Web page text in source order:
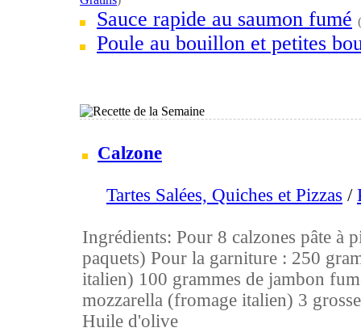
Sauce rapide au saumon fumé (
Poule au bouillon et petites
Calzone
Tartes Salées, Quiches et Pizzas /
Ingrédients: Pour 8 calzones pâte à
paquets) Pour la garniture : 250
italien) 100 grammes de jambon
mozzarella (fromage italien) 3
Huile d'olive